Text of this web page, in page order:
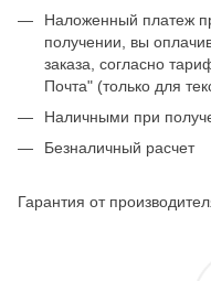
Наложенный платеж
получении, вы
заказа, согласно
Почта" (только для
Наличными при
Безналичный расчет
Гарантия от